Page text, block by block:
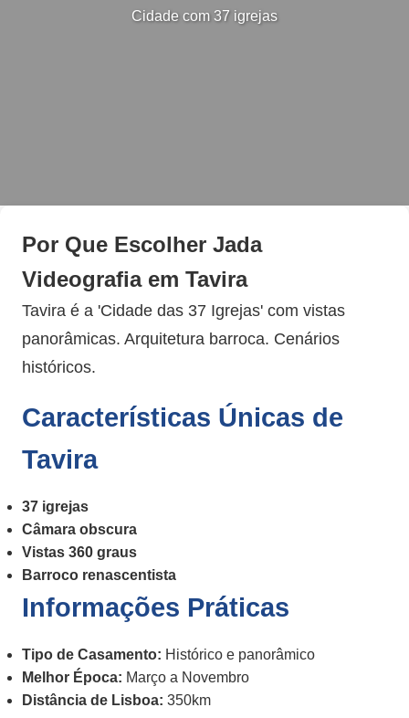
Cidade com 37 igrejas
Por Que Escolher Jada
Videografia em Tavira
Tavira é a 'Cidade das 37 Igrejas' com vistas
panorâmicas. Arquitetura barroca. Cenários
históricos.
Características Únicas de
Tavira
37 igrejas
Câmara obscura
Vistas 360 graus
Barroco renascentista
Informações Práticas
Tipo de Casamento: Histórico e panorâmico
Melhor Época: Março a Novembro
Distância de Lisboa: 350km